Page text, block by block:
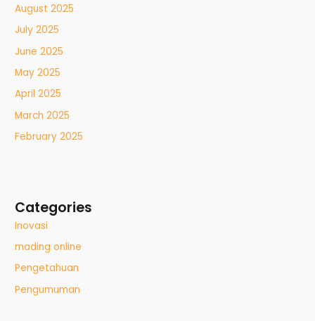
August 2025
July 2025
June 2025
May 2025
April 2025
March 2025
February 2025
Categories
Inovasi
mading online
Pengetahuan
Pengumuman